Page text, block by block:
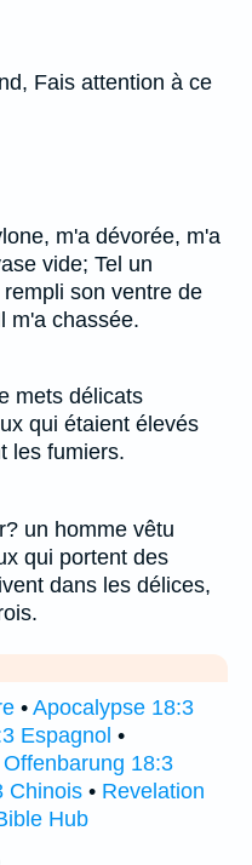
Fais attention à ce
m'a dévorée, m'a
vide; Tel un
son ventre de
m'a chassée.
mets délicats
qui étaient élevés
les fumiers.
un homme vêtu
qui portent des
dans les délices,
• Apocalypse 18:3
Espagnol •
Offenbarung 18:3
Chinois • Revelation
Hub